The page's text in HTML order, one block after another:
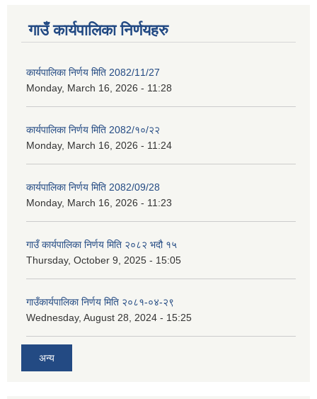
गाउँ कार्यपालिका निर्णयहरु
कार्यपालिका निर्णय मिति 2082/11/27
Monday, March 16, 2026 - 11:28
कार्यपालिका निर्णय मिति 2082/१०/२२
Monday, March 16, 2026 - 11:24
कार्यपालिका निर्णय मिति 2082/09/28
Monday, March 16, 2026 - 11:23
गाउँ कार्यपालिका निर्णय मिति २०८२ भदौ १५
Thursday, October 9, 2025 - 15:05
गाउँकार्यपालिका निर्णय मिति २०८१-०४-२९
Wednesday, August 28, 2024 - 15:25
अन्य